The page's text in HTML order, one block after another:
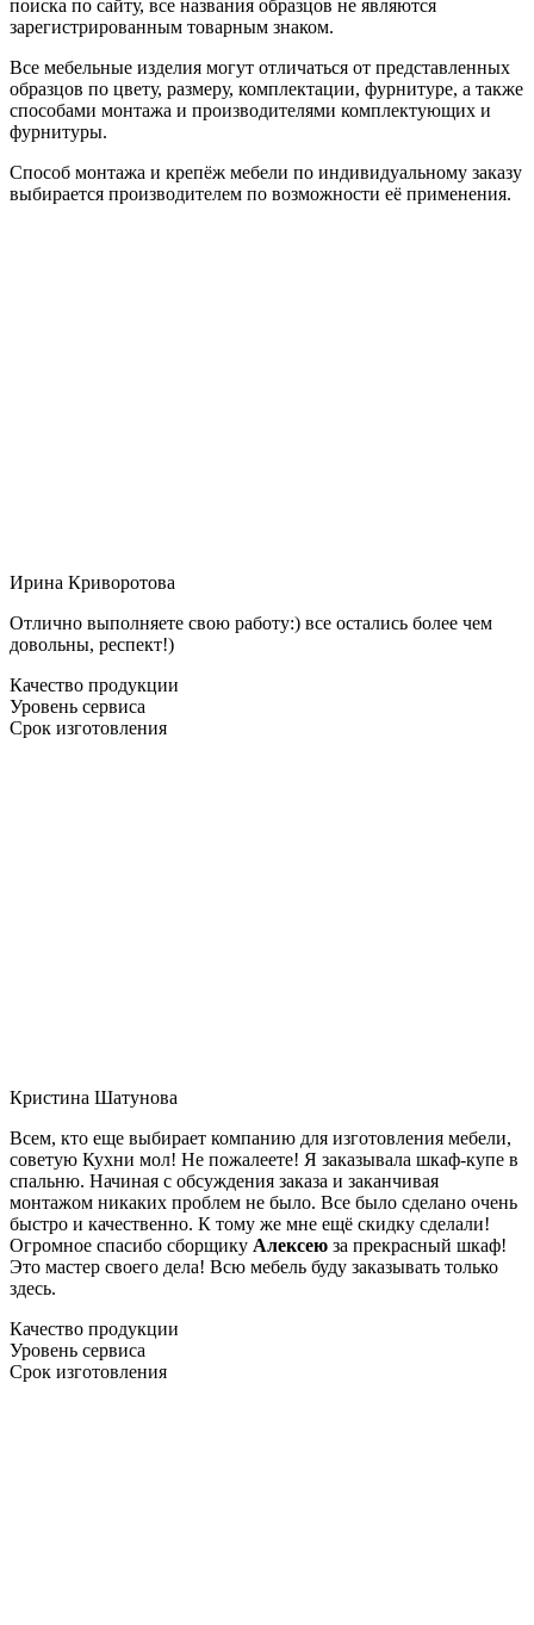
поиска по сайту, все названия образцов не являются
зарегистрированным товарным знаком.
Все мебельные изделия могут отличаться от представленных
образцов по цвету, размеру, комплектации, фурнитуре, а также
способами монтажа и производителями комплектующих и
фурнитуры.
Способ монтажа и крепёж мебели по индивидуальному заказу
выбирается производителем по возможности её применения.
Ирина Криворотова
Отлично выполняете свою работу:) все остались более чем
довольны, респект!)
Качество продукции
Уровень сервиса
Срок изготовления
Кристина Шатунова
Всем, кто еще выбирает компанию для изготовления мебели,
советую Кухни мол! Не пожалеете! Я заказывала шкаф-купе в
спальню. Начиная с обсуждения заказа и заканчивая
монтажом никаких проблем не было. Все было сделано очень
быстро и качественно. К тому же мне ещё скидку сделали!
Огромное спасибо сборщику Алексею за прекрасный шкаф!
Это мастер своего дела! Всю мебель буду заказывать только
здесь.
Качество продукции
Уровень сервиса
Срок изготовления